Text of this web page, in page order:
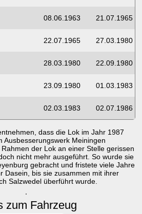
08.06.1963 21.07.1965
22.07.1965 27.03.1980
28.03.1980 22.09.1980
23.09.1980 01.03.1983
02.03.1983 02.07.1986
dass die Lok im Jahr 1987
Ausbesserungswerk Meiningen
der Lok an einer Stelle gerissen
nicht mehr ausgeführt. So wurde sie
gebracht und fristete viele Jahre
Dasein, bis sie zusammen mit ihrer
Salzwedel überführt wurde.
zum Fahrzeug